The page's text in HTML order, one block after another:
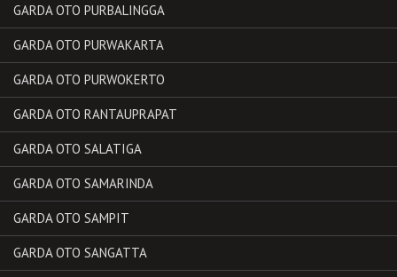
GARDA OTO PURBALINGGA
GARDA OTO PURWAKARTA
GARDA OTO PURWOKERTO
GARDA OTO RANTAUPRAPAT
GARDA OTO SALATIGA
GARDA OTO SAMARINDA
GARDA OTO SAMPIT
GARDA OTO SANGATTA